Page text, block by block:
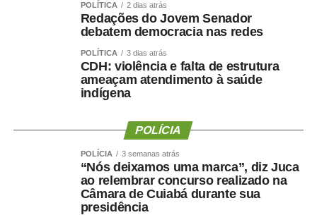
A gestão também informou que a lotação em gabinete é
um ato administrativo regular, especialmente em períodos
foi previamente alinhada com a atual direção da
concessão ocorreu dentro da normalidade administrativa
e já havia sido informada anteriormente, não havendo
qualquer excepcionalidade.
POLÍTICA 2 dias atrás
Redações do Jovem Senador
debatem democracia nas redes
POLÍTICA 3 dias atrás
CDH: violência e falta de estrutura
ameaçam atendimento à saúde
indígena
POLÍCIA
POLÍCIA 3 semanas atrás
“Nós deixamos uma marca”, diz Juca
ao relembrar concurso realizado na
Câmara de Cuiabá durante sua
presidência